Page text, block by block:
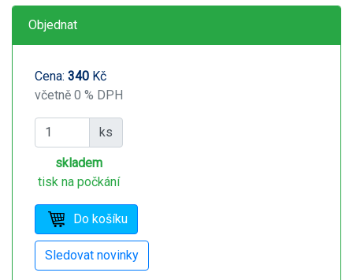
Objednat
Cena: 340 Kč
včetně 0 % DPH
ks
skladem
tisk na počkání